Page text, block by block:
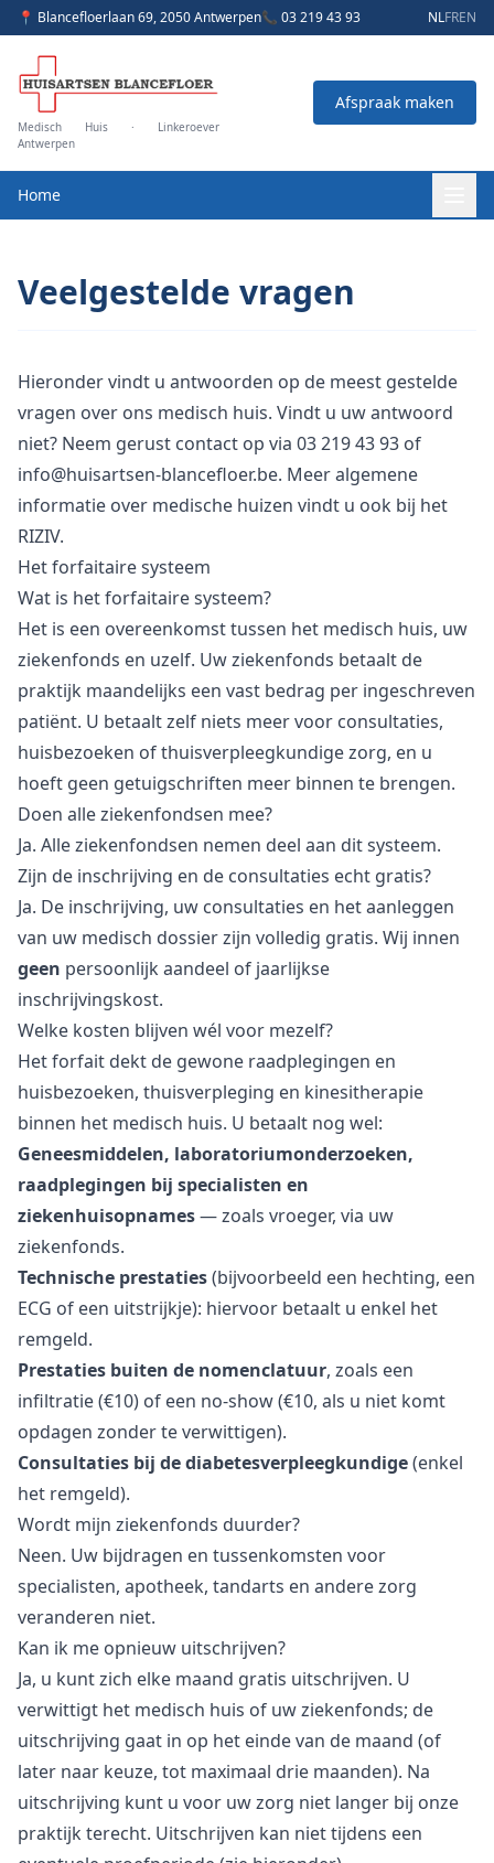
📍 Blancefloerlaan 69, 2050 Antwerpen📞 03 219 43 93 NLFREN
Medisch Huis · Linkeroever
Antwerpen
Afspraak maken
Home
Veelgestelde vragen
Hieronder vindt u antwoorden op de meest gestelde
vragen over ons medisch huis. Vindt u uw antwoord
niet? Neem gerust contact op via 03 219 43 93 of
info@huisartsen-blancefloer.be. Meer algemene
informatie over medische huizen vindt u ook bij het
RIZIV.
Het forfaitaire systeem
Wat is het forfaitaire systeem?
Het is een overeenkomst tussen het medisch huis, uw
ziekenfonds en uzelf. Uw ziekenfonds betaalt de
praktijk maandelijks een vast bedrag per ingeschreven
patiënt. U betaalt zelf niets meer voor consultaties,
huisbezoeken of thuisverpleegkundige zorg, en u
hoeft geen getuigschriften meer binnen te brengen.
Doen alle ziekenfondsen mee?
Ja. Alle ziekenfondsen nemen deel aan dit systeem.
Zijn de inschrijving en de consultaties echt gratis?
Ja. De inschrijving, uw consultaties en het aanleggen
van uw medisch dossier zijn volledig gratis. Wij innen
geen persoonlijk aandeel of jaarlijkse
inschrijvingskost.
Welke kosten blijven wél voor mezelf?
Het forfait dekt de gewone raadplegingen en
huisbezoeken, thuisverpleging en kinesitherapie
binnen het medisch huis. U betaalt nog wel:
Geneesmiddelen, laboratoriumonderzoeken,
raadplegingen bij specialisten en
ziekenhuisopnames— zoals vroeger, via uw
ziekenfonds.
Technische prestaties(bijvoorbeeld een hechting, een
ECG of een uitstrijkje): hiervoor betaalt u enkel het
remgeld.
Prestaties buiten de nomenclatuur, zoals een
infiltratie (€10) of een no-show (€10, als u niet komt
opdagen zonder te verwittigen).
Consultaties bij de diabetesverpleegkundige(enkel
het remgeld).
Wordt mijn ziekenfonds duurder?
Neen. Uw bijdragen en tussenkomsten voor
specialisten, apotheek, tandarts en andere zorg
veranderen niet.
Kan ik me opnieuw uitschrijven?
Ja, u kunt zich elke maand gratis uitschrijven. U
verwittigt het medisch huis of uw ziekenfonds; de
uitschrijving gaat in op het einde van de maand (of
later naar keuze, tot maximaal drie maanden). Na
uitschrijving kunt u voor uw zorg niet langer bij onze
praktijk terecht. Uitschrijven kan niet tijdens een